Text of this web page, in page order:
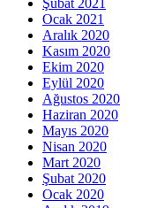
Şubat 2021
Ocak 2021
Aralık 2020
Kasım 2020
Ekim 2020
Eylül 2020
Ağustos 2020
Haziran 2020
Mayıs 2020
Nisan 2020
Mart 2020
Şubat 2020
Ocak 2020